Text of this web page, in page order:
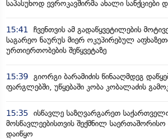
საპასუხოდ ევროკავშირმა ახალი სანქციები
15:41
ჩვენთვის ამ გადაწყვეტილების
საგარეო ნაურუს მიერ ოკუპირებულ
ურთიერთობების შეწყვეტაზე
15:39 გიორგი ბარამიძის წინააღმდეგ
ფარგლებში, უწყებაში კობა კობალაძის
15:35 ისწავლე საზღვარგარეთ
მოსწავლეებისთვის შექმნილ საერთაშორისო
დაიწყო